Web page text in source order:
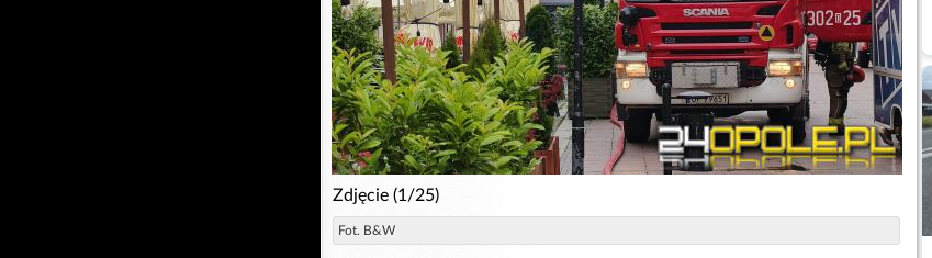
Zdjęcie (1/25)
Fot. B&W